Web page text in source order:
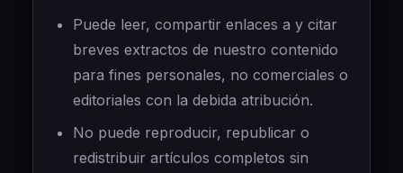
Puede leer, compartir enlaces a y citar
breves extractos de nuestro contenido
para fines personales, no comerciales o
editoriales con la debida atribución.
No puede reproducir, republicar o
redistribuir artículos completos sin